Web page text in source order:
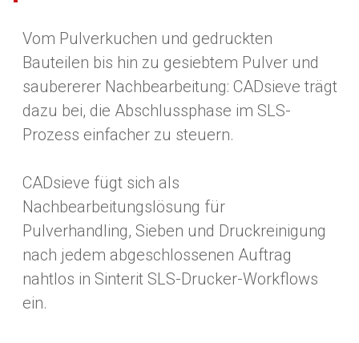
Vom Pulverkuchen und gedruckten
Bauteilen bis hin zu gesiebtem Pulver und
saubererer Nachbearbeitung: CADsieve trägt
dazu bei, die Abschlussphase im SLS-
Prozess einfacher zu steuern.
CADsieve fügt sich als
Nachbearbeitungslösung für
Pulverhandling, Sieben und Druckreinigung
nach jedem abgeschlossenen Auftrag
nahtlos in Sinterit SLS-Drucker-Workflows
ein.